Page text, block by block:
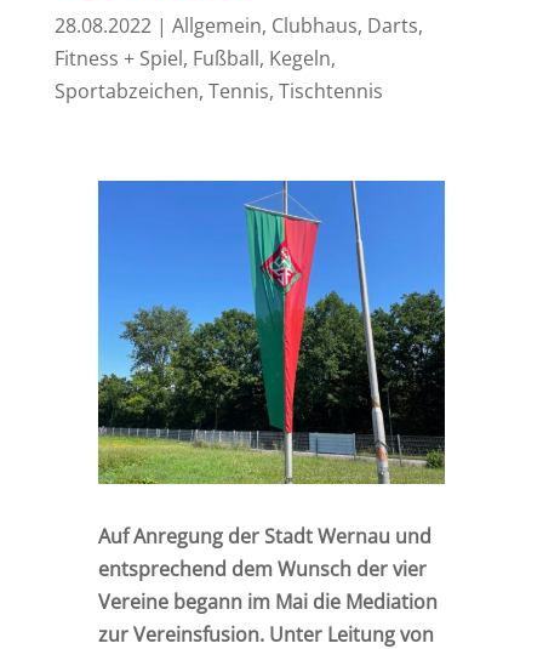
28.08.2022| Allgemein, Clubhaus, Darts,
Fitness + Spiel, Fußball, Kegeln,
Sportabzeichen, Tennis, Tischtennis
Auf Anregung der Stadt Wernau und
entsprechend dem Wunsch der vier
Vereine begann im Mai die Mediation
zur Vereinsfusion. Unter Leitung von